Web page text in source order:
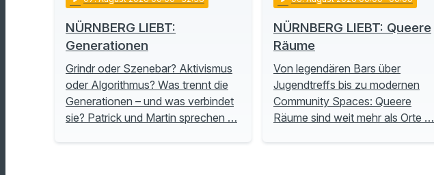
NÜRNBERG LIEBT:
Generationen
Grindr oder Szenebar? Aktivismus
oder Algorithmus? Was trennt die
Generationen – und was verbindet
sie? Patrick und Martin sprechen …
NÜRNBERG LIEBT: Queere
Räume
Von legendären Bars über
Jugendtreffs bis zu modernen
Community Spaces: Queere
Räume sind weit mehr als Orte …